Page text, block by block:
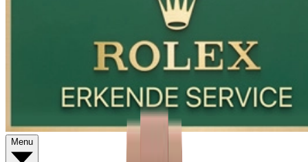
Menu